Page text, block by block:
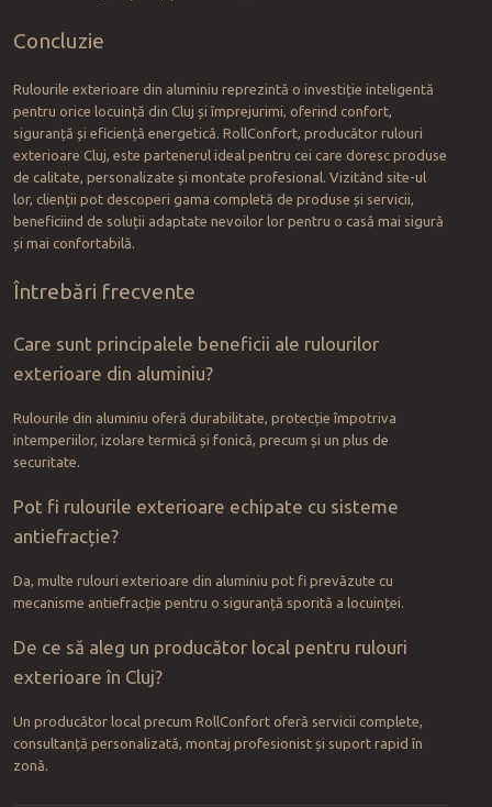
Concluzie
Rulourile exterioare din aluminiu reprezintă o investiție inteligentă
pentru orice locuință din Cluj și împrejurimi, oferind confort,
siguranță și eficiență energetică. RollConfort, producător rulouri
exterioare Cluj, este partenerul ideal pentru cei care doresc produse
de calitate, personalizate și montate profesional. Vizitând site-ul
lor, clienții pot descoperi gama completă de produse și servicii,
beneficiind de soluții adaptate nevoilor lor pentru o casă mai sigură
și mai confortabilă.
Întrebări frecvente
Care sunt principalele beneficii ale rulourilor
exterioare din aluminiu?
Rulourile din aluminiu oferă durabilitate, protecție împotriva
intemperiilor, izolare termică și fonică, precum și un plus de
securitate.
Pot fi rulourile exterioare echipate cu sisteme
antiefracție?
Da, multe rulouri exterioare din aluminiu pot fi prevăzute cu
mecanisme antiefracție pentru o siguranță sporită a locuinței.
De ce să aleg un producător local pentru rulouri
exterioare în Cluj?
Un producător local precum RollConfort oferă servicii complete,
consultanță personalizată, montaj profesionist și suport rapid în
zonă.